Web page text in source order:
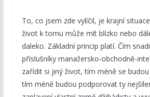
To, co jsem zde vylíčil, je krajní
život k tomu může mít blízko nebo
daleko. Základní princip platí. Čím
příslušníky manažersko-obchodně-
zařídit si jiný život, tím méně se
tím méně budou podporovat ty